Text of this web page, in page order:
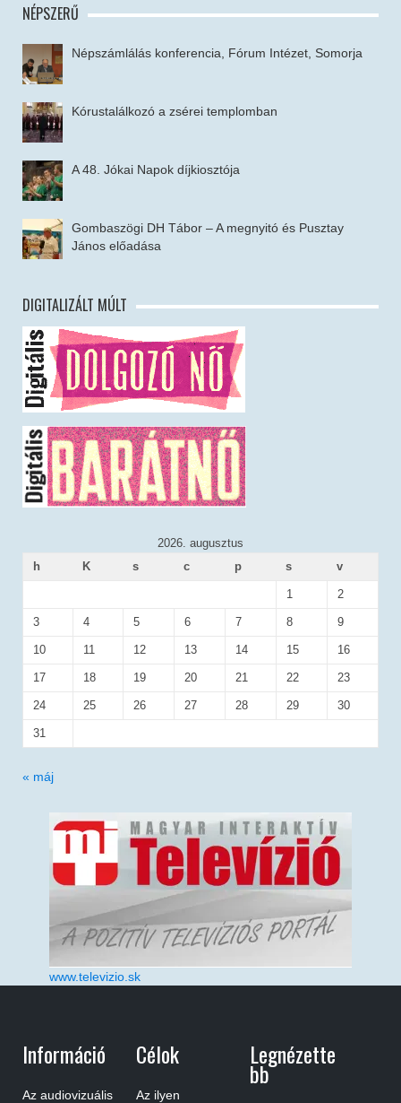
NÉPSZERŰ
Népszámlálás konferencia, Fórum Intézet, Somorja
Kórustalálkozó a zsérei templomban
A 48. Jókai Napok díjkiosztója
Gombaszögi DH Tábor – A megnyitó és Pusztay
János előadása
DIGITALIZÁLT MÚLT
2026. augusztus
h
K s c p s v
1 2
3 4 5 6 7 8 9
10 11 12 13 14 15 16
17 18 19 20 21 22 23
24 25 26 27 28 29 30
31
« máj
www.televizio.sk
Információ
Az audiovizuális
Célok
Az ilyen
Legnézette
Bb